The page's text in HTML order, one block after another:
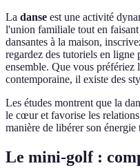
La danse est une activité
l'union familiale tout en
dansantes à la maison,
regardez des tutoriels en ligne
ensemble. Que vous préfériez
contemporaine, il existe des
Les études montrent que la
le cœur et favorise les
manière de libérer son énergie
Le mini-golf :